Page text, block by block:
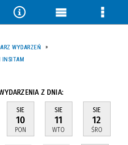
WYDARZEŃ
INSITAM
Z DNIA:
SIE
10
PON
SIE
11
WTO
SIE
12
ŚRO
NarzędziaMenu
Menu